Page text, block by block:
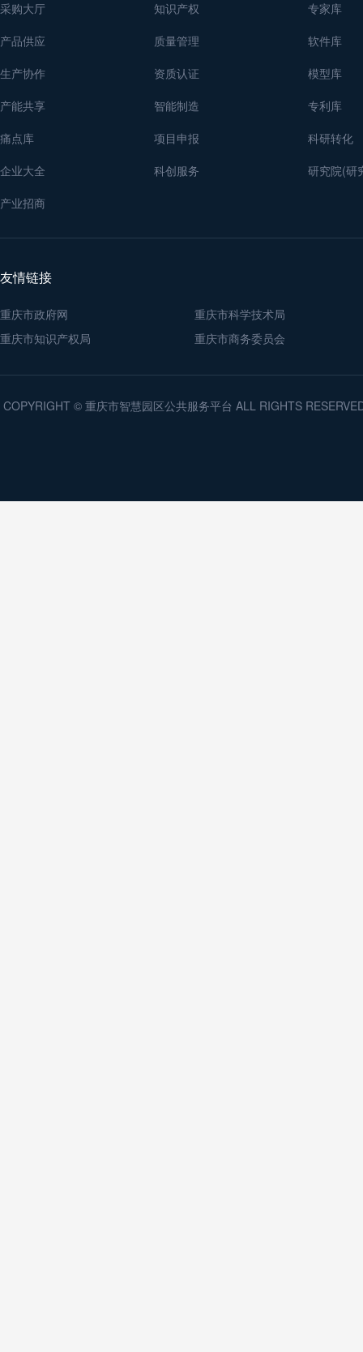
采购大厅
产品供应
生产协作
产能共享
痛点库
企业大全
产业招商
知识产权
质量管理
资质认证
智能制造
项目申报
科创服务
专家库
软件库
模型库
专利库
科研转化
研究院(研
友情链接
重庆市政府网
重庆市科学技术局
重庆市知识产权局
重庆市商务委员会
COPYRIGHT © 重庆市智慧园区公共服务平台 ALL RIGHTS